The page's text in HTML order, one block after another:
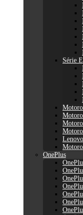
Série E
OnePlus